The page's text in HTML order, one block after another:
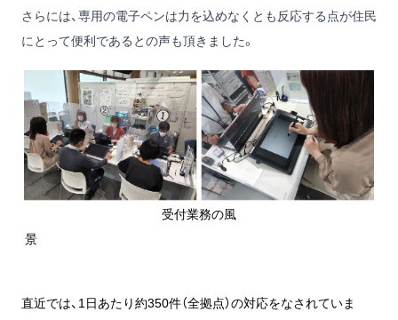
さらには、専用の電子ペンは力を込めなくとも反応する点が住民
にとって便利であるとの声も頂きました。
受付業務の風
景
直近では、1日あたり約350件（全拠点）の対応をなされていま